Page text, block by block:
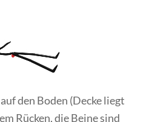
den Boden (Decke liegt
Rücken, die Beine sind